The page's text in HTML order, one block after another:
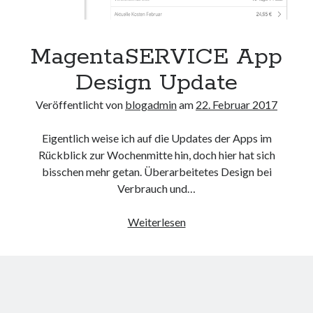
MagentaSERVICE App
Design Update
Veröffentlicht von blogadminam 22. Februar 2017
Eigentlich weise ich auf die Updates der Apps im
Rückblick zur Wochenmitte hin, doch hier hat sich
bisschen mehr getan. Überarbeitetes Design bei
Verbrauch und…
WeiterlesenMagentaSERVICE